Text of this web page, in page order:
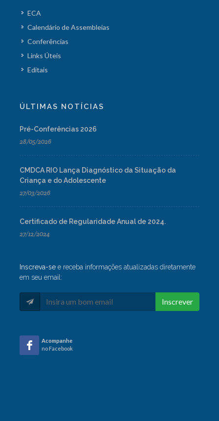
ECA
Calendário de Assembleias
Conferências
Links Úteis
Editais
ÚLTIMAS NOTÍCIAS
Pré-Conferências 2026
28/05/2026
CMDCA RIO Lança Diagnóstico da Situação da
Criança e do Adolescente
27/03/2026
Certificado de Regularidade Anual de 2024.
27/12/2024
Inscreva-se e receba informações atualizadas diretamente
em seu email:
Inscrever
Acompanhe
no Facebook